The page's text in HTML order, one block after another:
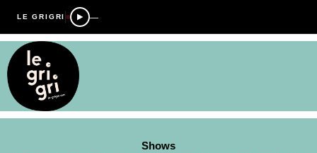
LE GRIGRI —
Shows